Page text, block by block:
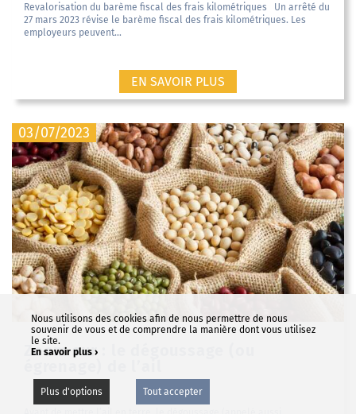
Nous utilisons des cookies afin de nous permettre de nous
souvenir de vous et de comprendre la manière dont vous utilisez
le site.
En savoir plus ›
Plus d'options Tout accepter
Revalorisation du barème fiscal des frais kilométriques Un arrêté du
27 mars 2023 révise le barème fiscal des frais kilométriques. Les
employeurs peuvent...
EN SAVOIR PLUS
03/07/2023
Zoom sur : le dégoussage (ou